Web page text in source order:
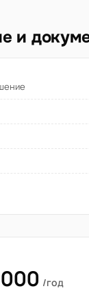
и
/год